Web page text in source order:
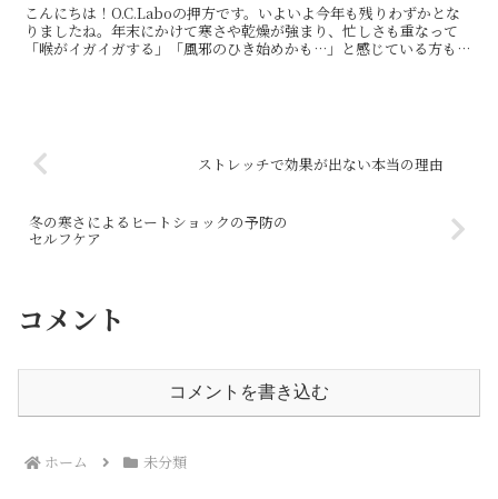
こんにちは！O.C.Laboの押方です。いよいよ今年も残りわずかとな
りましたね。年末にかけて寒さや乾燥が強まり、忙しさも重なって
「喉がイガイガする」「風邪のひき始めかも…」と感じている方も多
ストレッチで効果が出ない本当の理由
冬の寒さによるヒートショックの予防の
セルフケア
コメント
コメントを書き込む
ホーム 未分類